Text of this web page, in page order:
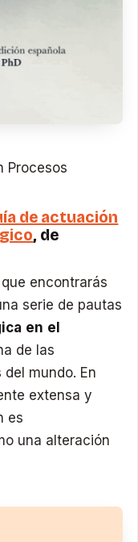
Procesos
de actuación
, de
encontrarás
serie de pautas
en el
de las
mundo. En
extensa y
es
una alteración